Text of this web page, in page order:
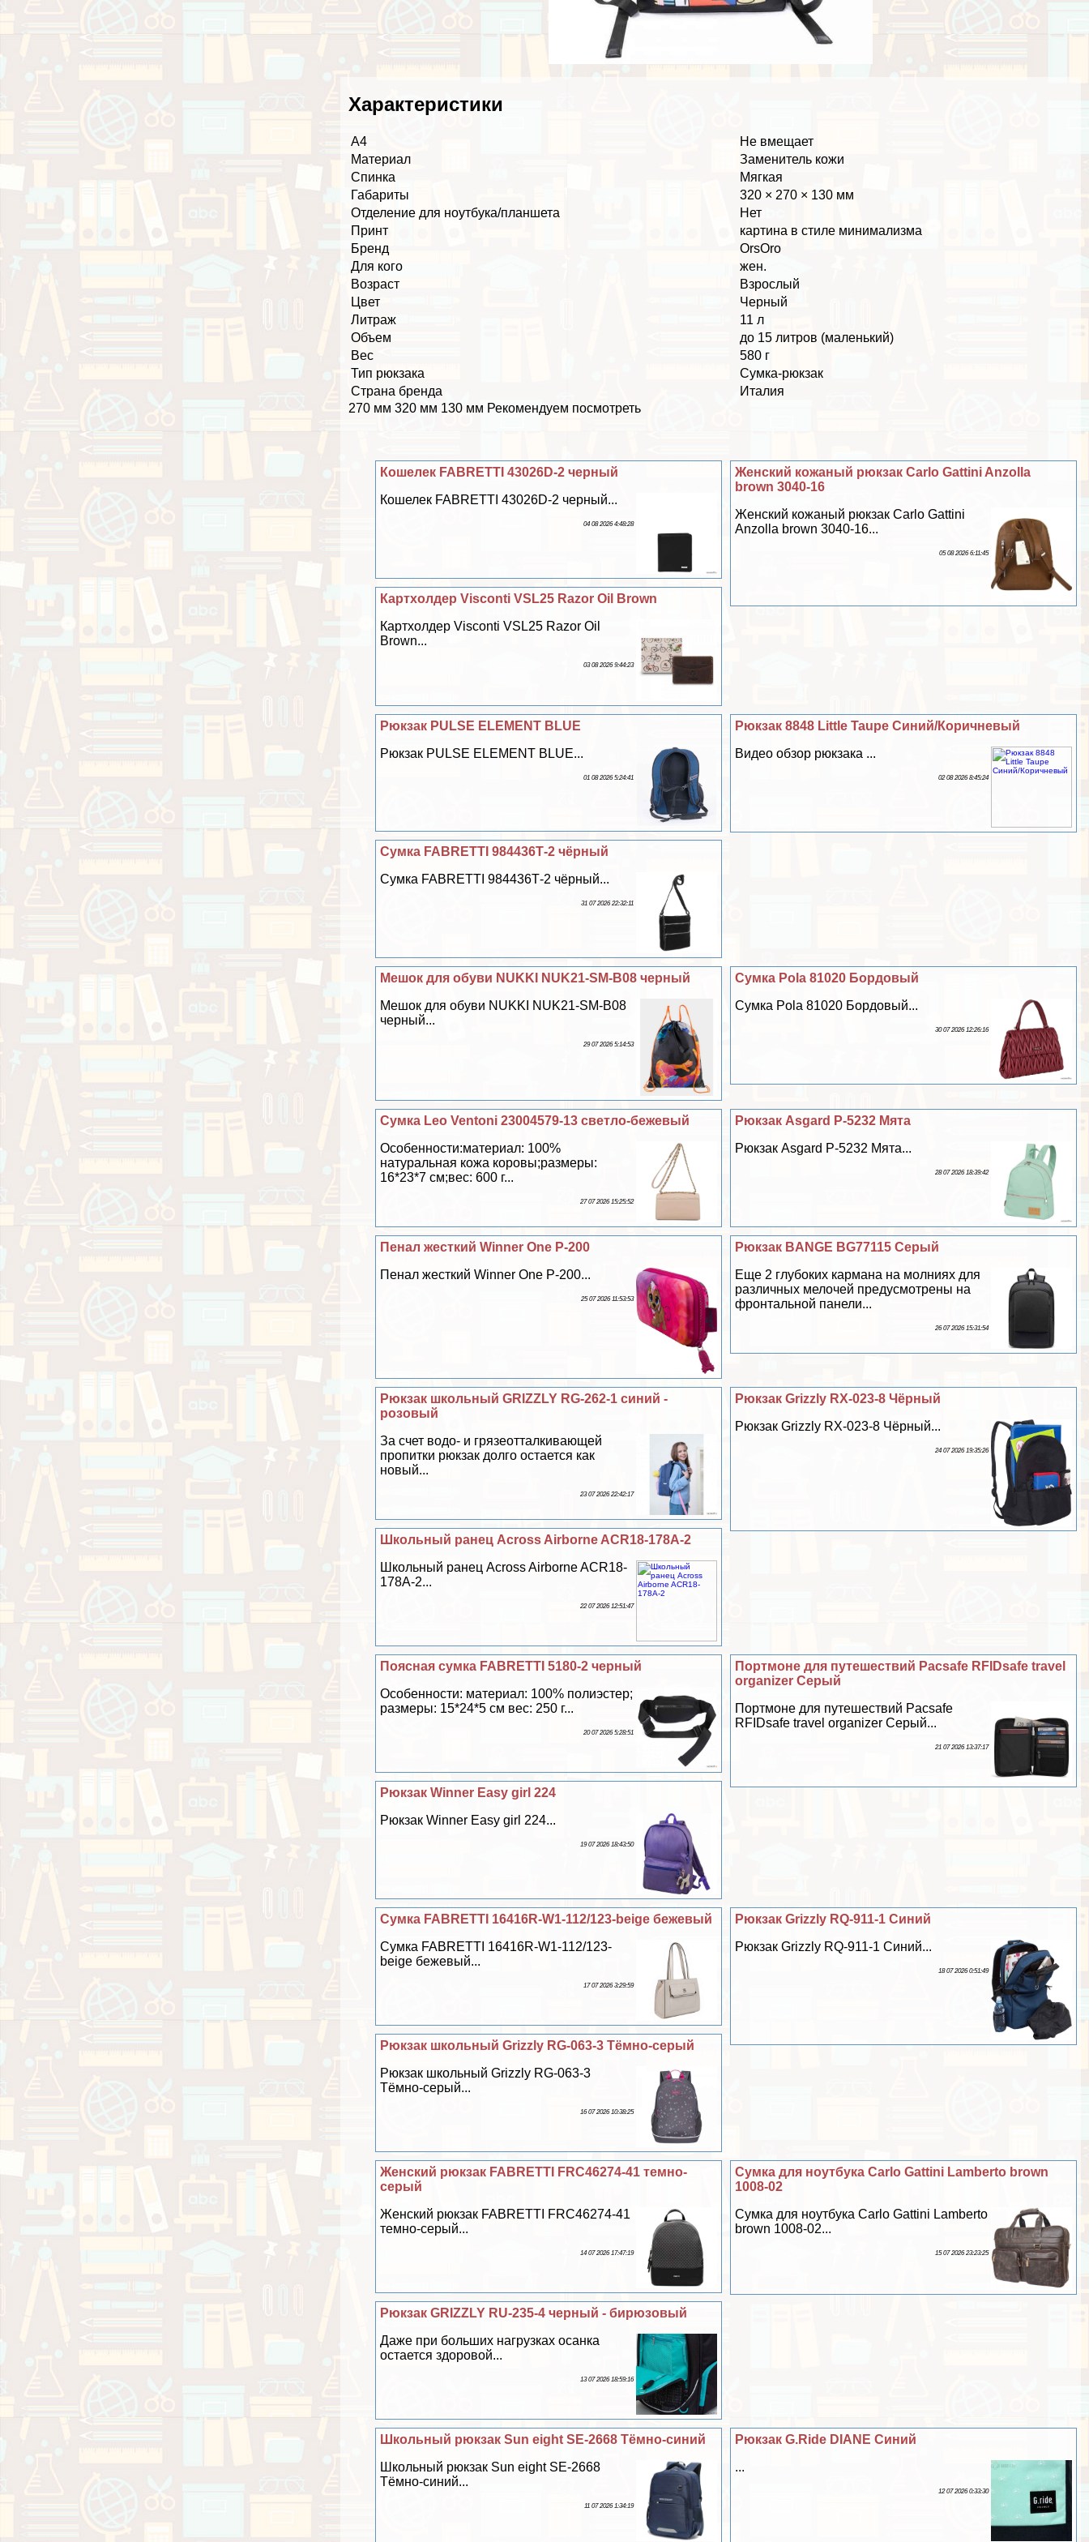
Хаpaктеристики
А4
Не вмещает
Материал
Заменитель кожи
Спинка
Мягкая
Габариты
320 × 270 × 130 мм
Отделение для ноутбука/планшета
Нет
Принт
картина в стиле минимализма
Бренд
OrsOro
Для кого
жен.
Возраст
Взрослый
Цвет
Черный
Литраж
11 л
Объем
до 15 литров (маленький)
Вес
580 г
Тип рюкзака
Сумка-рюкзак
Страна бренда
Италия
270 мм 320 мм 130 мм Рекомендуем посмотреть
Женский кожаный рюкзак Carlo Gattini Anzolla
brown 3040-16
Женский кожаный рюкзак Carlo Gattini
Anzolla brown 3040-16...
05 08 2026 6:11:45
Кошелек FABRETTI 43026D-2 черный
Кошелек FABRETTI 43026D-2 черный...
04 08 2026 4:48:28
Картхолдер Visconti VSL25 Razor Oil Brown
Картхолдер Visconti VSL25 Razor Oil
Brown...
03 08 2026 9:44:23
Рюкзак 8848 Little Taupe Синий/Коричневый
Видео обзор рюкзака ...
02 08 2026 8:45:24
Рюкзак PULSE ELEMENT BLUE
Рюкзак PULSE ELEMENT BLUE...
01 08 2026 5:24:41
Сумка FABRETTI 984436Т-2 чёрный
Сумка FABRETTI 984436Т-2 чёрный...
31 07 2026 22:32:11
Сумка Pola 81020 Бордовый
Сумка Pola 81020 Бордовый...
30 07 2026 12:26:16
Мешок для обуви NUKKI NUK21-SM-B08 черный
Мешок для обуви NUKKI NUK21-SM-B08
черный...
29 07 2026 5:14:53
Рюкзак Asgard Р-5232 Мята
Рюкзак Asgard Р-5232 Мята...
28 07 2026 18:39:42
Сумка Leo Ventoni 23004579-13 светло-бежевый
Особенности:материал: 100%
натуральная кожа коровы;размеры:
16*23*7 см;вес: 600 г...
27 07 2026 15:25:52
Рюкзак BANGE BG77115 Серый
Еще 2 глубоких кармана на молниях для
различных мелочей предусмотрены на
фронтальной панели...
26 07 2026 15:31:54
Пенал жесткий Winner One P-200
Пенал жесткий Winner One P-200...
25 07 2026 11:53:53
Рюкзак Grizzly RX-023-8 Чёрный
Рюкзак Grizzly RX-023-8 Чёрный...
24 07 2026 19:35:26
Рюкзак школьный GRIZZLY RG-262-1 синий -
розовый
За счет водо- и грязеотталкивающей
пропитки рюкзак долго остается как
новый...
23 07 2026 22:42:17
Школьный ранец Across Airborne ACR18-178A-2
Школьный ранец Across Airborne ACR18-
178A-2...
22 07 2026 12:51:47
Портмоне для путешествий Pacsafe RFIDsafe travel
organizer Серый
Портмоне для путешествий Pacsafe
RFIDsafe travel organizer Серый...
21 07 2026 13:37:17
Поясная сумка FABRETTI 5180-2 черный
Особенности: материал: 100% полиэстер;
размеры: 15*24*5 см вес: 250 г...
20 07 2026 5:28:51
Рюкзак Winner Easy girl 224
Рюкзак Winner Easy girl 224...
19 07 2026 18:43:50
Рюкзак Grizzly RQ-911-1 Синий
Рюкзак Grizzly RQ-911-1 Синий...
18 07 2026 0:51:49
Сумка FABRETTI 16416R-W1-112/123-beige бежевый
Сумка FABRETTI 16416R-W1-112/123-
beige бежевый...
17 07 2026 3:29:59
Рюкзак школьный Grizzly RG-063-3 Тёмно-серый
Рюкзак школьный Grizzly RG-063-3
Тёмно-серый...
16 07 2026 10:38:25
Сумка для ноутбука Carlo Gattini Lamberto brown
1008-02
Сумка для ноутбука Carlo Gattini Lamberto
brown 1008-02...
15 07 2026 23:23:25
Женский рюкзак FABRETTI FRC46274-41 темно-
серый
Женский рюкзак FABRETTI FRC46274-41
темно-серый...
14 07 2026 17:47:19
Рюкзак GRIZZLY RU-235-4 черный - бирюзовый
Даже при больших нагрузках осанка
остается здоровой...
13 07 2026 18:59:16
Рюкзак G.Ride DIANE Синий
...
12 07 2026 0:33:30
Школьный рюкзак Sun eight SE-2668 Тёмно-синий
Школьный рюкзак Sun eight SE-2668
Тёмно-синий...
11 07 2026 1:34:19